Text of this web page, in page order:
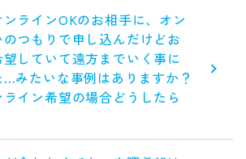
ラインOKのお相手に、オン
つもりで申し込んだけどお
していて遠方までいく事に
みたいな事例はありますか？
イン希望の場合どうしたら